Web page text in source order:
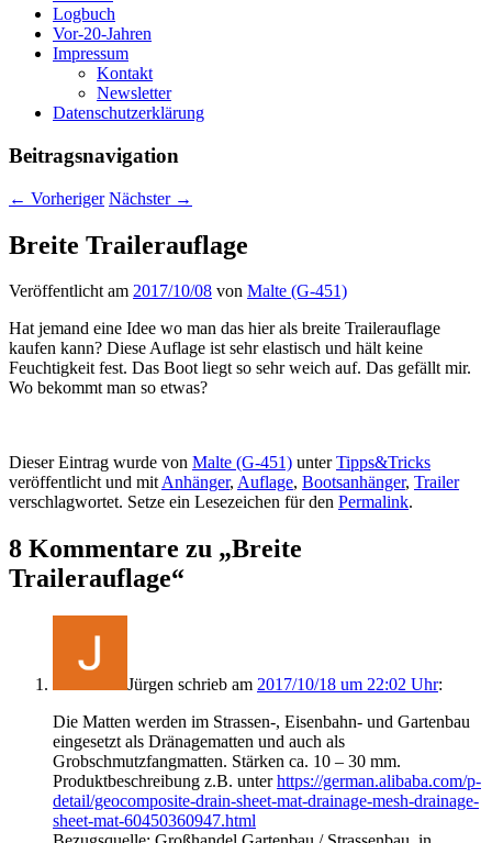
Logbuch
Vor-20-Jahren
Impressum
Kontakt
Newsletter
Datenschutzerklärung
Beitragsnavigation
← Vorheriger Nächster →
Breite Trailerauflage
Veröffentlicht am 2017/10/08 von Malte (G-451)
Hat jemand eine Idee wo man das hier als breite Trailerauflage
kaufen kann? Diese Auflage ist sehr elastisch und hält keine
Feuchtigkeit fest. Das Boot liegt so sehr weich auf. Das gefällt mir.
Wo bekommt man so etwas?
Dieser Eintrag wurde von Malte (G-451) unterTipps&Tricks
veröffentlicht und mitAnhänger, Auflage, Bootsanhänger, Trailer
verschlagwortet. Setze ein Lesezeichen für den Permalink.
8 Kommentare zu „Breite
Trailerauflage“
Jürgen schrieb am 2017/10/18 um 22:02 Uhr:
Die Matten werden im Strassen-, Eisenbahn- und Gartenbau
eingesetzt als Dränagematten und auch als
Grobschmutzfangmatten. Stärken ca. 10 – 30 mm.
Produktbeschreibung z.B. unterhttps://german.alibaba.com/p-
detail/geocomposite-drain-sheet-mat-drainage-mesh-drainage-
sheet-mat-60450360947.html